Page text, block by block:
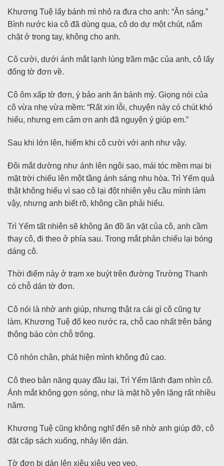
Khương Tuệ lấy bánh mì nhỏ ra đưa cho anh: “Ăn sáng.”
Bình nước kia cô đã dùng qua, cô do dự một chút, nắm
chặt ở trong tay, không cho anh.
Cô cười, dưới ánh mắt lạnh lùng trầm mặc của anh, cô lấy
đống tờ đơn về.
Cô ôm xấp tờ đơn, ý bảo anh ăn bánh mỳ. Giọng nói của
cô vừa nhẹ vừa mềm: “Rất xin lỗi, chuyện này có chút khó
hiểu, nhưng em cảm ơn anh đã nguyện ý giúp em.”
Sau khi lớn lên, hiếm khi cô cười với anh như vậy.
Đôi mắt dường như ánh lên ngôi sao, mái tóc mềm mại bị
mặt trời chiếu lên một tầng ánh sáng nhu hòa. Trì Yếm quả
thật không hiểu vì sao cô lại đột nhiên yêu cầu mình làm
vậy, nhưng anh biết rõ, không cần phải hiểu.
Trì Yếm tất nhiên sẽ không ăn đồ ăn vặt của cô, anh cầm
thay cô, đi theo ở phía sau. Trong mắt phản chiếu lại bóng
dáng cô.
Thời điểm này ở trạm xe buýt trên đường Trường Thanh
có chỗ dán tờ đơn.
Cô nói là nhờ anh giúp, nhưng thật ra cái gì cô cũng tự
làm. Khương Tuệ đổ keo nước ra, chỗ cao nhất trên bảng
thông báo còn chỗ trống.
Cô nhón chân, phát hiện mình không đủ cao.
Cô theo bản năng quay đầu lại, Trì Yếm lãnh đạm nhìn cô.
Ánh mắt không gợn sóng, như là mặt hồ yên lặng rất nhiều
năm.
Khương Tuệ cũng không nghĩ đến sẽ nhờ anh giúp đỡ, cô
đặt cặp sách xuống, nhảy lên dán.
Tờ đơn bị dán lên xiêu xiêu vẹo vẹo.